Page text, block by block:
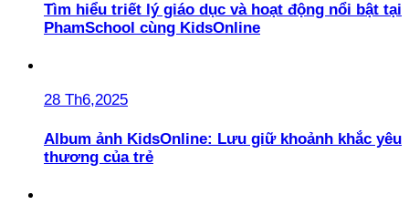
Tìm hiểu triết lý giáo dục và hoạt động nổi bật tại
PhamSchool cùng KidsOnline
28 Th6,2025
Album ảnh KidsOnline: Lưu giữ khoảnh khắc yêu
thương của trẻ